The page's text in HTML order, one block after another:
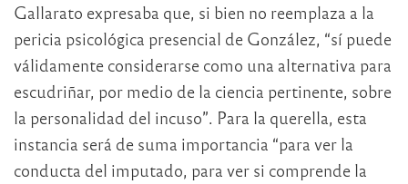
Gallarato expresaba que, si bien no reemplaza a la
pericia psicológica presencial de González, “sí puede
válidamente considerarse como una alternativa para
escudriñar, por medio de la ciencia pertinente, sobre
la personalidad del incuso”. Para la querella, esta
instancia será de suma importancia “para ver la
conducta del imputado, para ver si comprende la